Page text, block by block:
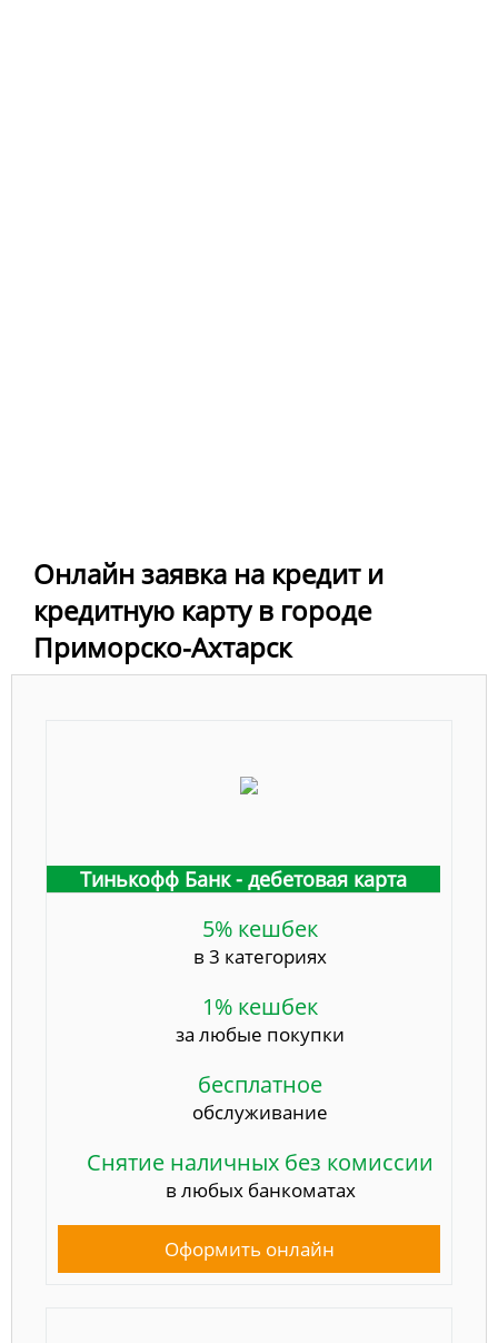
Онлайн заявка на кредит и
кредитную карту в городе
Приморско-Ахтарск
Тинькофф Банк - дебетовая карта
5% кешбек
в 3 категориях
1% кешбек
за любые покупки
бесплатное
обслуживание
Снятие наличных без комиссии
в любых банкоматах
Оформить онлайн